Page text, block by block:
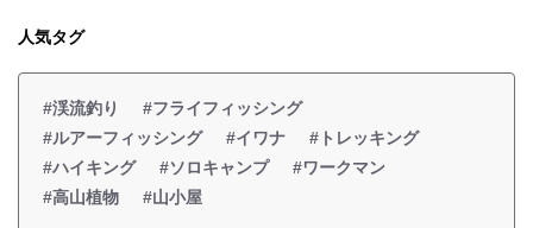
人気タグ
#渓流釣り
#フライフィッシング
#ルアーフィッシング
#イワナ
#トレッキング
#ハイキング
#ソロキャンプ
#ワークマン
#高山植物
#山小屋